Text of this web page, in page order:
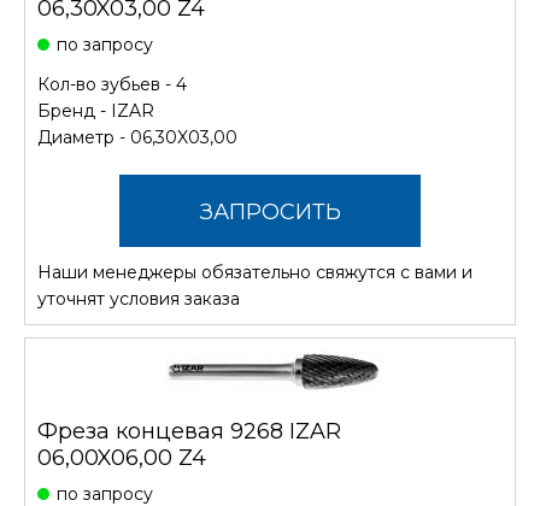
06,30X03,00 Z4
по запросу
Кол-во зубьев - 4
Бренд - IZAR
Диаметр - 06,30X03,00
ЗАПРОСИТЬ
СТОИМОСТЬ
Наши менеджеры обязательно свяжутся с вами и
уточнят условия заказа
Фреза концевая 9268 IZAR
06,00X06,00 Z4
по запросу